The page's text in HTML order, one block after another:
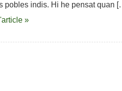
pobles indis. Hi he pensat quan
»